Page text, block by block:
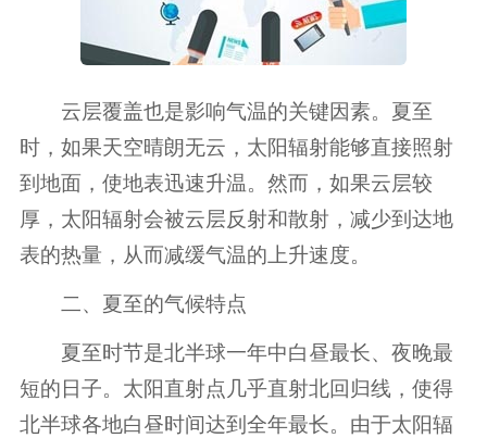
云层覆盖也是影响气温的关键因素。夏至
时，如果天空晴朗无云，太阳辐射能够直接照射
到地面，使地表迅速升温。然而，如果云层较
厚，太阳辐射会被云层反射和散射，减少到达地
表的热量，从而减缓气温的上升速度。
二、夏至的气候特点
夏至时节是北半球一年中白昼最长、夜晚最
短的日子。太阳直射点几乎直射北回归线，使得
北半球各地白昼时间达到全年最长。由于太阳辐